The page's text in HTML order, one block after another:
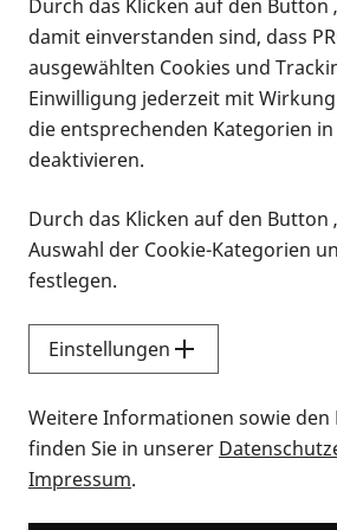
Infomaterial
Infomaterial
Vorlesen
Alle
Sie möchten
Durch das Klicken auf den Button
damit einverstanden sind, dass
ausgewählten Cookies und
Einwilligung jederzeit mit
die entsprechenden Kategorien
deaktivieren.
Durch das Klicken auf den
Auswahl der Cookie-Kategorien
festlegen.
Einstellungen
Weitere Informationen sowie den
finden Sie in unserer
Impressum.